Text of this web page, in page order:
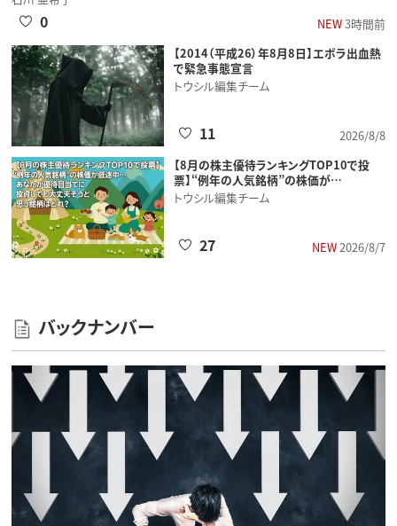
NEW3時間前
0
【2014（平成26）年8月8日】エボラ出血熱
で緊急事態宣言
トウシル編集チーム
2026/8/8
11
【8月の株主優待ランキングTOP10で投
票】“例年の人気銘柄”の株価が…
トウシル編集チーム
NEW2026/8/7
27
バックナンバー